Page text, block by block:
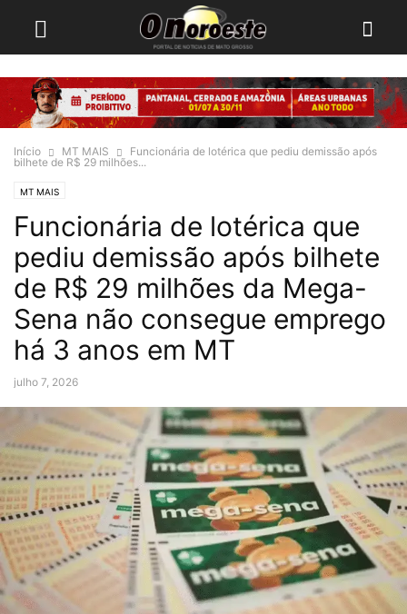
Início MT MAIS
Funcionária de lotérica que pediu demissão após
bilhete de R$ 29 milhões...
MT MAIS
Funcionária de lotérica que
pediu demissão após bilhete
de R$ 29 milhões da Mega-
Sena não consegue emprego
há 3 anos em MT
julho 7, 2026